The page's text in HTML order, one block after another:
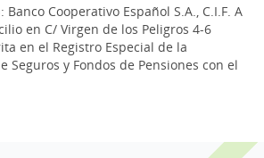
Cooperativo Español S.A., C.I.F. A
en C/ Virgen de los Peligros 4-6
en el Registro Especial de la
Seguros y Fondos de Pensiones con el